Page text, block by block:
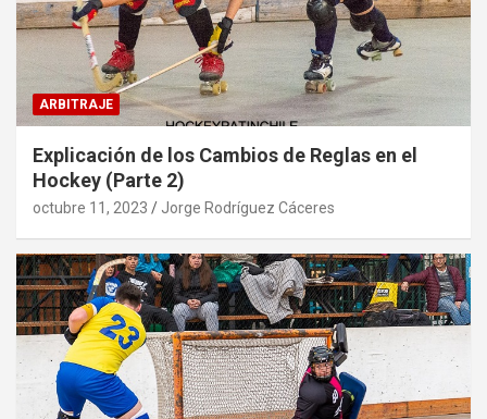
ARBITRAJE
Explicación de los Cambios de Reglas en el
Hockey (Parte 2)
octubre 11, 2023 Jorge Rodríguez Cáceres